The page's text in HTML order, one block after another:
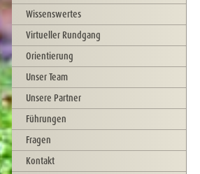
Wissenswertes
Virtueller Rundgang
Orientierung
Unser Team
Unsere Partner
Führungen
Fragen
Kontakt